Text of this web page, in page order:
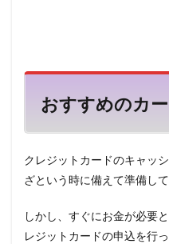
おすすめのカ
クレジットカードのキャッ
ざという時に備えて準備し
しかし、すぐにお金が必要
レジットカードの申込を行